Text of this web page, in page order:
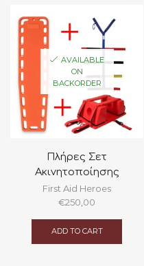
AVAILABLE
ON
BACKORDER
Πλήρες Σετ
Ακινητοποίησης
First Aid Heroes
€250,00
ADD TO CART